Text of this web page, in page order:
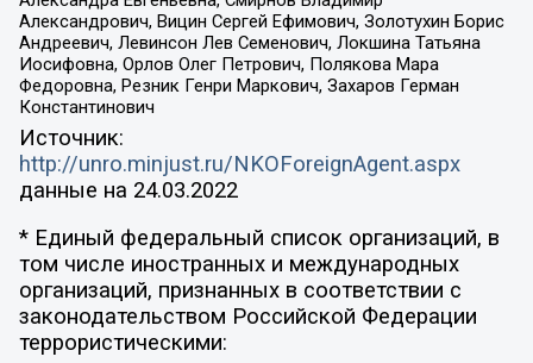
Александрович, Вицин Сергей Ефимович, Золотухин Борис
Андреевич, Левинсон Лев Семенович, Локшина Татьяна
Иосифовна, Орлов Олег Петрович, Полякова Мара
Федоровна, Резник Генри Маркович, Захаров Герман
Константинович
Источник:
http://unro.minjust.ru/NKOForeignAgent.aspx
данные на 24.03.2022
* Единый федеральный список организаций, в
том числе иностранных и международных
организаций, признанных в соответствии с
законодательством Российской Федерации
террористическими: